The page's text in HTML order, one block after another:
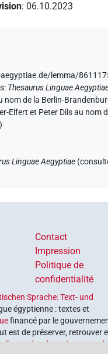
: 06.10.2023
lemma/
: Thesaurus Linguae
de la Berlin-
Elfert et Peter Dils au nom
)
Linguae Aegyptiae (
Contact
Impression
Politique de
confidentialité
Sprache: Text- und
égyptienne : textes et
financé par le
est de préserver, retrouver
des sciences et des